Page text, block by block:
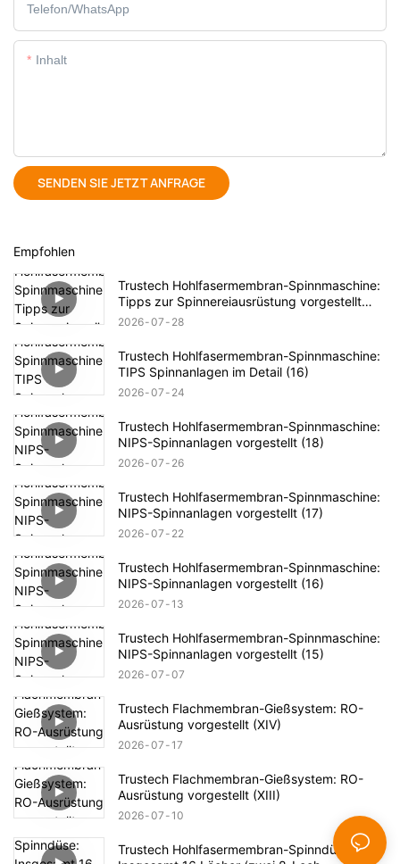
Telefon/WhatsApp
Inhalt
SENDEN SIE JETZT ANFRAGE
Empfohlen
Trustech Hohlfasermembran-Spinnmaschine:
Tipps zur Spinnereiausrüstung vorgestellt
(17)
2026 07 28
Trustech Hohlfasermembran-Spinnmaschine:
TIPS Spinnanlagen im Detail (16)
2026 07 24
Trustech Hohlfasermembran-Spinnmaschine:
NIPS-Spinnanlagen vorgestellt (18)
2026 07 26
Trustech Hohlfasermembran-Spinnmaschine:
NIPS-Spinnanlagen vorgestellt (17)
2026 07 22
Trustech Hohlfasermembran-Spinnmaschine:
NIPS-Spinnanlagen vorgestellt (16)
2026 07 13
Trustech Hohlfasermembran-Spinnmaschine:
NIPS-Spinnanlagen vorgestellt (15)
2026 07 07
Trustech Flachmembran-Gießsystem: RO-
Ausrüstung vorgestellt (XIV)
2026 07 17
Trustech Flachmembran-Gießsystem: RO-
Ausrüstung vorgestellt (XIII)
2026 07 10
Trustech Hohlfasermembran-Spinndüse: